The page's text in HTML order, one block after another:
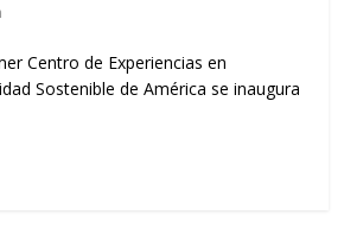
Centro de Experiencias en
Sostenible de América se inaugura